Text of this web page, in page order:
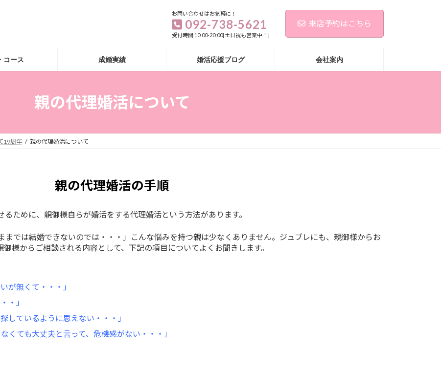
お問い合わせはお気軽に！
092-738-5621
受付時間 10:00-20:00[土日祝も営業中！]
来店予約はこちら
コース 成婚実績 婚活応援ブログ 会社案内
親の代理婚活について
19周年 親の代理婚活について
親の代理婚活の手順
ために、親御様自らが婚活をする代理婚活という方法があります。
までは結婚できないのでは・・・」こんな悩みを持つ親は少なくありません。ジュブレにも、親御様からお
様からご相談される内容として、下記の項目についてよくお聞きします。
が無くて・・・」
・」
しているように思えない・・・」
くても大丈夫と言って、危機感がない・・・」